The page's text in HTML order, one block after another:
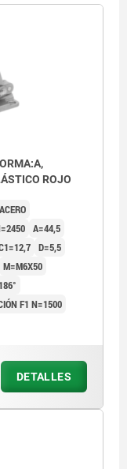
ROJO
A=44,5
D=5,5
M=M6X50
F1 N=1500
DETALLES